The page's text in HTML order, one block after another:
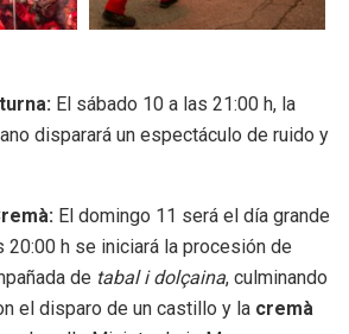
El sábado 10 a las 21:00 h, la
disparará un espectáculo de ruido y
El domingo 11 será el día grande
20:00 h se iniciará la procesión de
de tabal i dolçaina, culminando
el disparo de un castillo y la cremà